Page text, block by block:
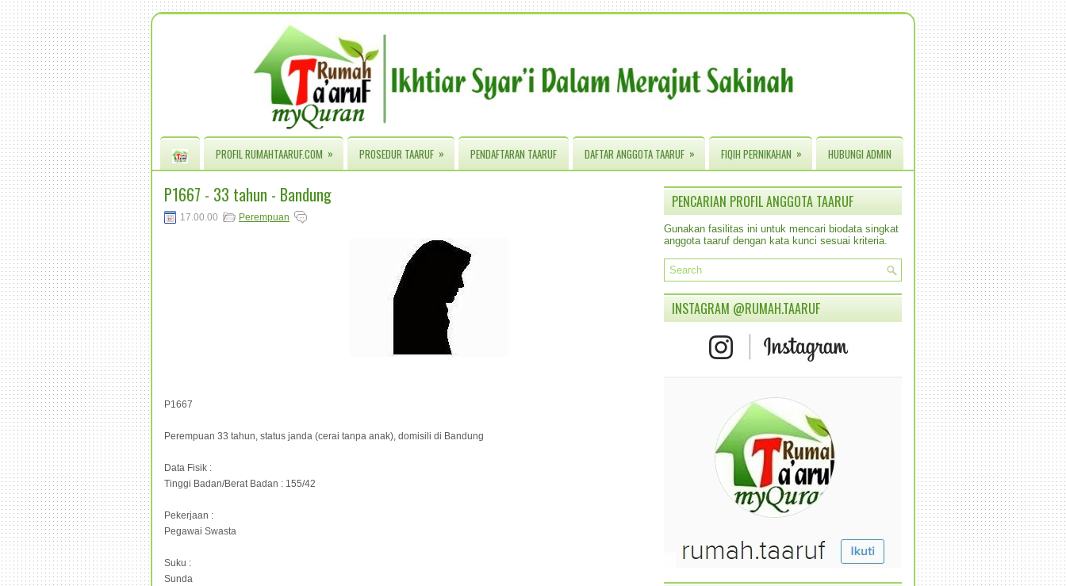
PROFIL RUMAHTAARUF.COM » PROSEDUR TAARUF » PENDAFTARAN TAARUF DAFTAR ANGGOTA TAARUF » FIQIH PERNIKAHAN » HUBUNGI ADMIN
P1667 - 33 tahun - Bandung
17.00.00 Perempuan
P1667
Perempuan 33 tahun, status janda (cerai tanpa anak), domisili di Bandung
Data Fisik :
Tinggi Badan/Berat Badan : 155/42
Pekerjaan :
Pegawai Swasta
Suku :
Sunda
PENCARIAN PROFIL ANGGOTA TAARUF
Gunakan fasilitas ini untuk mencari biodata singkat
anggota taaruf dengan kata kunci sesuai kriteria.
INSTAGRAM @RUMAH.TAARUF